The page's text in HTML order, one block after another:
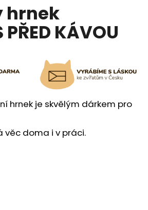
hrnek
PŘED KÁVOU
hrnek je skvělým dárkem pro
věc doma i v práci.
HLEDAT